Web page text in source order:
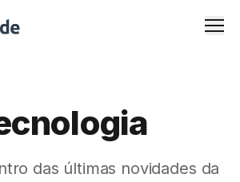
das últimas novidades da